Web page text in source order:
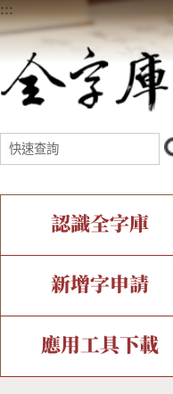
:::
認識全字庫
全字庫介紹
中文碼介紹
IDS查詢
複合查詢
新增字申請
新字申請處理流程
字形即時顯示
應用工具下載